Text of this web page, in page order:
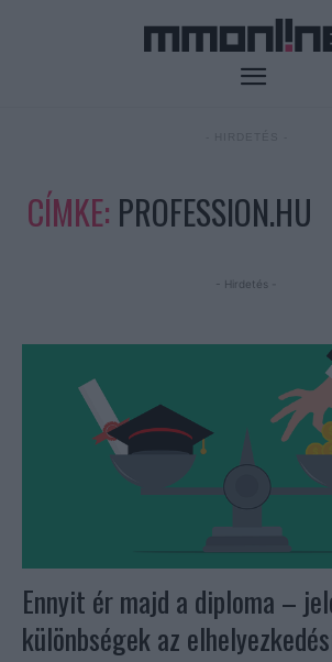
CÍMKE: PROFESSION.HU
- Hirdetés -
Ennyit ér majd a diploma –
különbségek az